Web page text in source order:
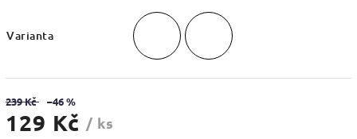
Varianta
239 Kč –46 %
129 Kč / ks